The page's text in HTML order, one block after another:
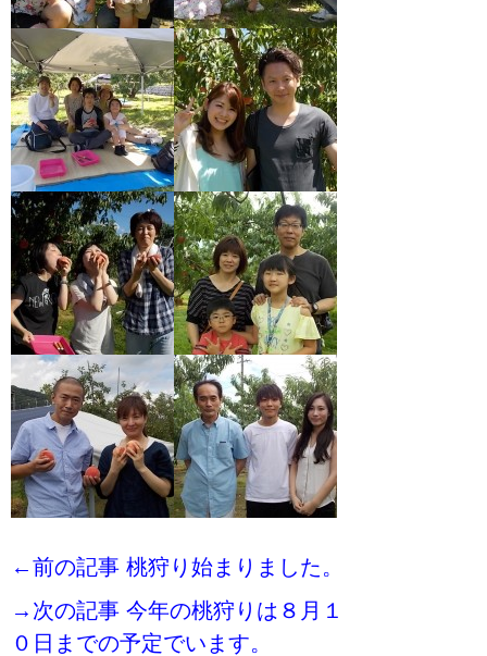
←前の記事 桃狩り始まりました。
→次の記事 今年の桃狩りは８月１
０日までの予定でいます。